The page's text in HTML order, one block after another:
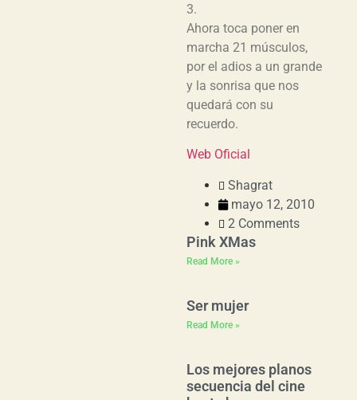
3.
Ahora toca poner en
marcha 21 músculos,
por el adios a un grande
y la sonrisa que nos
quedará con su
recuerdo.
Web Oficial
Shagrat
mayo 12, 2010
2 Comments
Pink XMas
Read More »
Ser mujer
Read More »
Los mejores planos
secuencia del cine